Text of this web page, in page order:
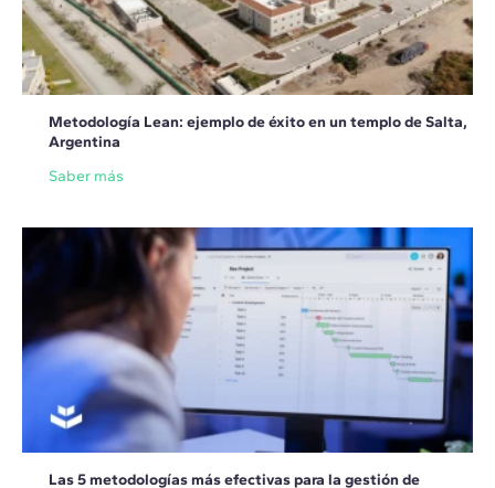
Metodología Lean: ejemplo de éxito en un templo de Salta,
Argentina
Saber más
Las 5 metodologías más efectivas para la gestión de